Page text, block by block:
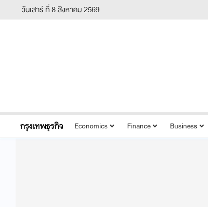
วันเสาร์ ที่ 8 สิงหาคม 2569
Economics Finance Business